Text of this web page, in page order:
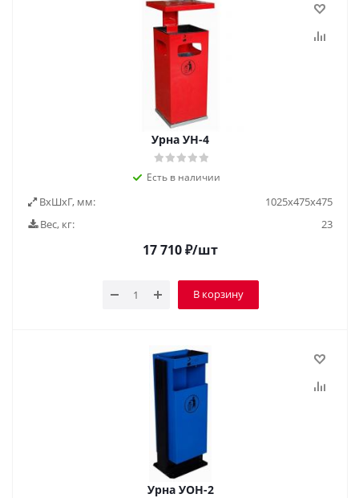
Урна УН-4
Есть в наличии
ВxШxГ, мм:
1025х475х475
Вес, кг:
23
17 710₽/шт
В корзину
Урна УОН-2